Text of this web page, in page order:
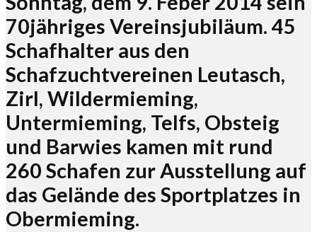
70jähriges Vereinsjubiläum. 45
Schafhalter aus den
Schafzuchtvereinen Leutasch,
Zirl, Wildermieming,
Untermieming, Telfs, Obsteig
und Barwies kamen mit rund
260 Schafen zur Ausstellung auf
das Gelände des Sportplatzes in
Obermieming.